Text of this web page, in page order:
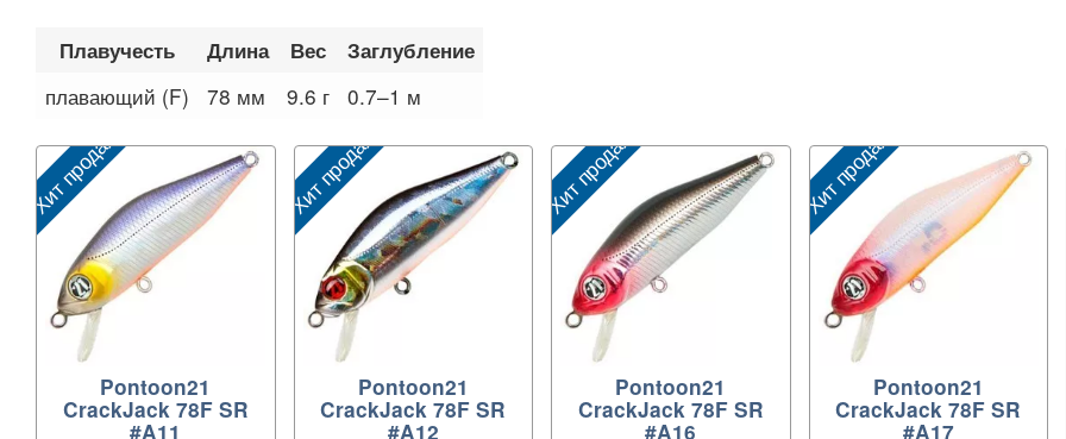
Плавучесть Длина Вес Заглубление
плавающий (F) 78 мм 9.6 г 0.7–1 м
Хит продаж
Pontoon21
CrackJack 78F SR
#A11
Хит продаж
Pontoon21
CrackJack 78F SR
#A12
Хит продаж
Pontoon21
CrackJack 78F SR
#A16
Хит продаж
Pontoon21
CrackJack 78F SR
#A17